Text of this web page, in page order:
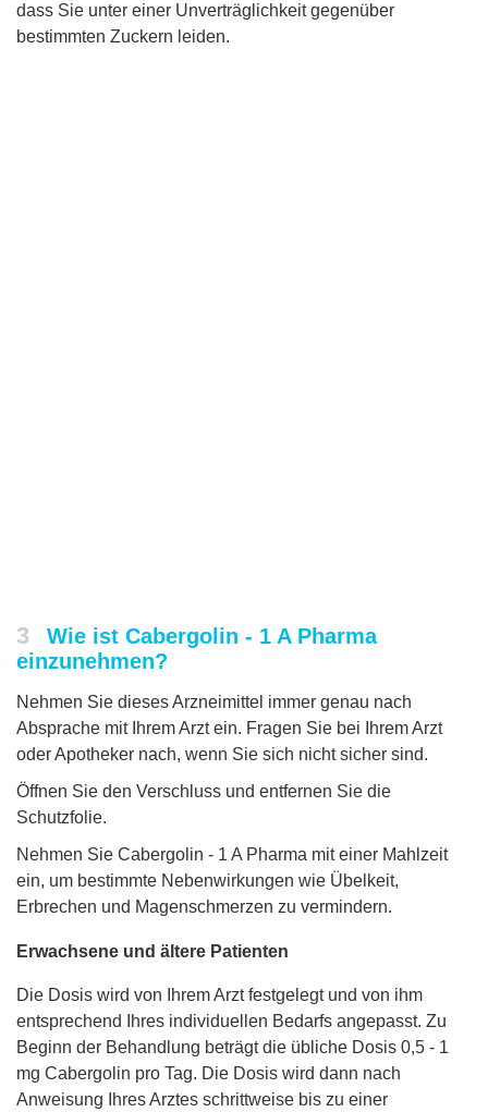
dass Sie unter einer Unverträglichkeit gegenüber
bestimmten Zuckern leiden.
3
Wie ist Cabergolin - 1 A Pharma
einzunehmen?
Nehmen Sie dieses Arzneimittel immer genau nach
Absprache mit Ihrem Arzt ein. Fragen Sie bei Ihrem Arzt
oder Apotheker nach, wenn Sie sich nicht sicher sind.
Öffnen Sie den Verschluss und entfernen Sie die
Schutzfolie.
Nehmen Sie Cabergolin - 1 A Pharma mit einer Mahlzeit
ein, um bestimmte Nebenwirkungen wie Übelkeit,
Erbrechen und Magenschmerzen zu vermindern.
Erwachsene und ältere Patienten
Die Dosis wird von Ihrem Arzt festgelegt und von ihm
entsprechend Ihres individuellen Bedarfs angepasst. Zu
Beginn der Behandlung beträgt die übliche Dosis 0,5 - 1
mg Cabergolin pro Tag. Die Dosis wird dann nach
Anweisung Ihres Arztes schrittweise bis zu einer